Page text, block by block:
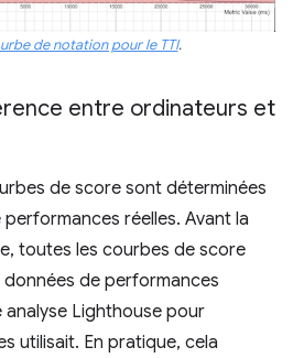
de notation pour le TTI.
entre ordinateurs et
de score sont déterminées
réelles. Avant la
toutes les courbes de score
de performances
analyse Lighthouse pour
utilisait. En pratique, cela